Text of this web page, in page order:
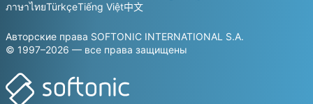
ภาษาไทยTürkçeTiếng Việt中文
Авторские права SOFTONIC INTERNATIONAL S.A.
© 1997–2026 — все права защищены